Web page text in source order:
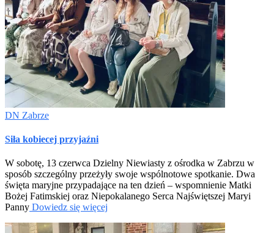
DN Zabrze
Siła kobiecej przyjaźni
W sobotę, 13 czerwca Dzielny Niewiasty z ośrodka w Zabrzu w
sposób szczególny przeżyły swoje wspólnotowe spotkanie. Dwa
święta maryjne przypadające na ten dzień – wspomnienie Matki
Bożej Fatimskiej oraz Niepokalanego Serca Najświętszej Maryi
Panny Dowiedz się więcej